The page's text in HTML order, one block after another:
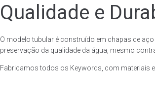
Qualidade e
O modelo tubular é construído em chapas de
preservação da qualidade da água, mesmo
Fabricamos todos os Keywords, com materiais